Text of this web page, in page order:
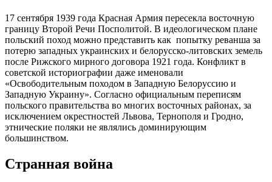
17 сентября 1939 года Красная Армия пересекла восточную
границу Второй Речи Посполитой. В идеологическом плане
польский поход можно представить как попытку реванша за
потерю западных украинских и белорусско-литовских земель
после Рижского мирного договора 1921 года. Конфликт в
советской историографии даже именовали
«Освободительным походом в Западную Белоруссию и
Западную Украину». Согласно официальным переписям
польского правительства во многих восточных районах, за
исключением окрестностей Львова, Тернополя и Гродно,
этнические поляки не являлись доминирующим
большинством.
Странная война